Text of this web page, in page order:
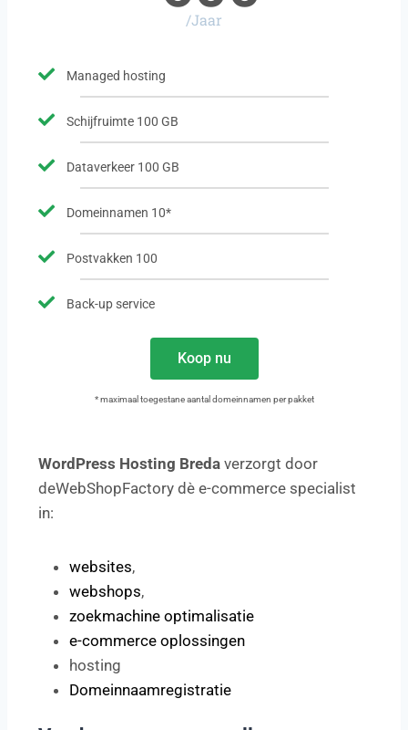
/Jaar
Managed hosting
Schijfruimte 100 GB
Dataverkeer 100 GB
Domeinnamen 10*
Postvakken 100
Back-up service
Koop nu
* maximaal toegestane aantal domeinnamen per pakket
WordPress Hosting Breda verzorgt door
deWebShopFactory dè e-commerce specialist
in:
websites,
webshops,
zoekmachine optimalisatie
e-commerce oplossingen
hosting
Domeinnaamregistratie